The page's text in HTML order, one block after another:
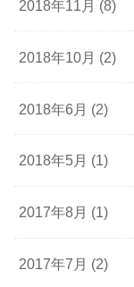
2018年11月 (8)
2018年10月 (2)
2018年6月 (2)
2018年5月 (1)
2017年8月 (1)
2017年7月 (2)